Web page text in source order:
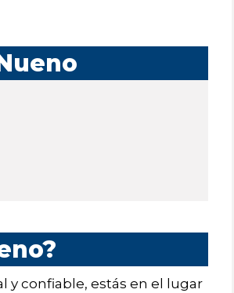
y confiable, estás en el lugar